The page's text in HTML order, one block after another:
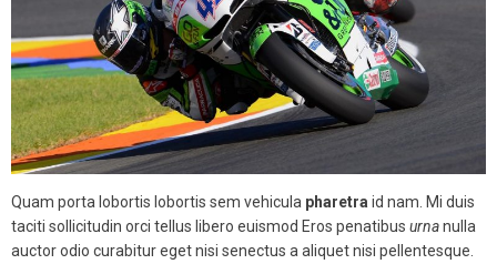
Quam porta lobortis lobortis sem vehicula pharetra id nam. Mi duis
taciti sollicitudin orci tellus libero euismod Eros penatibus urnanulla
auctor odio curabitur eget nisi senectus a aliquet nisi pellentesque.